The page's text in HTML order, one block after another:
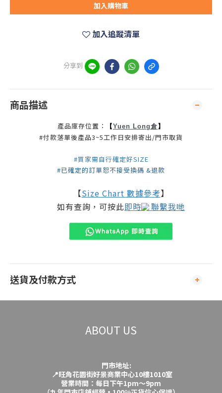
加入購物車
加入追蹤清單
分享到
商品描述
產品庫存位置： 【Yuen Long倉】
#付款落單後產品3~5工作日安排寄出/門市取貨
#買家需自行確定好SIZE
#已確定的訂單恕不接受換碼 &退款
【Size Chart 數據參考】
如有查詢，可按此即時 聯繫我哋
送貨及付款方式
ABOUT US
門市地址:
📍旺角花園街好景商業中心10樓1010室
營業時間：每日下午1pm～9pm